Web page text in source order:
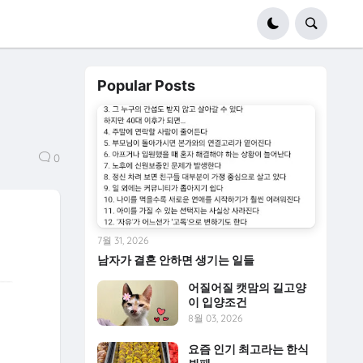
0
Popular Posts
남자가 결혼 안하면 생기는 일들
7월 31, 2026
어질어질 캣맘의 길고양
이 입양조건
8월 03, 2026
요즘 인기 최고라는 한식